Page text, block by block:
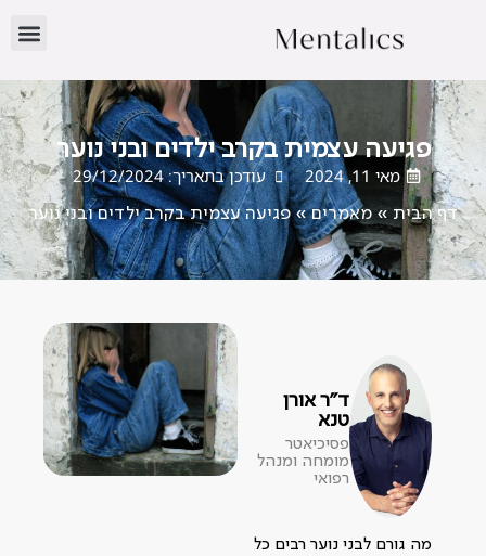
פגיעה עצמית בקרב ילדים ובני נוער
מאי 11, 2024 עודכן בתאריך: 29/12/2024
דף הבית » מאמרים»פגיעה עצמית בקרב ילדים ובני נוער
ד"ר אורן
טנא
פסיכיאטר
מומחה ומנהל
רפואי
מה גורם לבני נוער רבים כל